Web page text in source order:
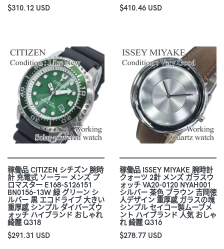
$310.12 USD
$410.46 USD
稼働品 CITIZEN シチズン 腕時
計 充電式 ソーラー メンズ プ
ロマスター E168-S126151
BN0156-13W 緑 グリーン シ
ルバー 黒 エコドライブ 大きい
重厚感 シンプル ダイバーズウ
ォッチ ハイブランド おしゃれ
綺麗 Q318
$291.31 USD
稼働品 ISSEY MIYAKE 腕時計
クォーツ 2針 メンズ ガラスウ
ォッチ VA20-0120 NYAH001
シルバー 茶色 ブラウン 吉岡徳
人デザイン 重厚感 ガラスの塊
シンプル セイコー製ムーブメ
ント ハイブランド 人気 おしゃ
れ 綺麗 Q316
$278.77 USD